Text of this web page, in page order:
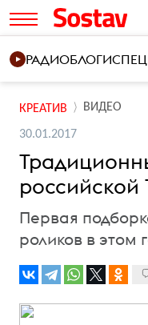
РАДИОБЛОГИ
КРЕАТИВ ВИДЕО
30.01.2017
Первая
роликов в этом